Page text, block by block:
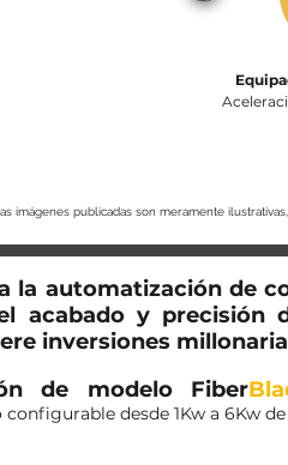
imágenes publicadas son meramente
la automatización de
acabadoy precisión
inversiones
de modelo Fiber
desde 1Kw a 6Kw